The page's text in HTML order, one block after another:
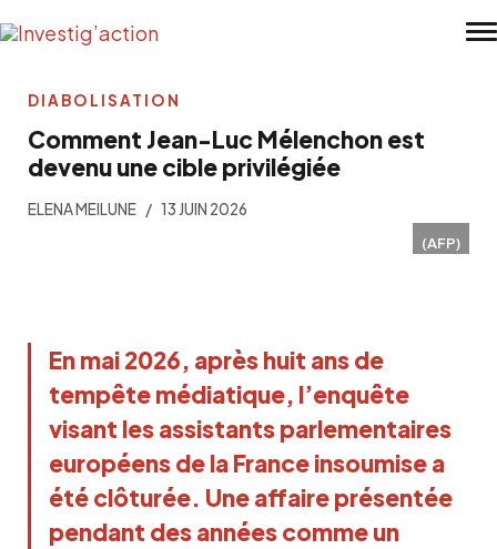
(AFP)
Comment Jean-Luc Mélenchon est
devenu une cible privilégiée
ELENA MEILUNE 13 JUIN 2026
En mai 2026, après huit ans de
tempête médiatique, l’enquête
visant les assistants parlementaires
européens de la France insoumise a
été clôturée. Une affaire présentée
pendant des années comme un
DIABOLISATION